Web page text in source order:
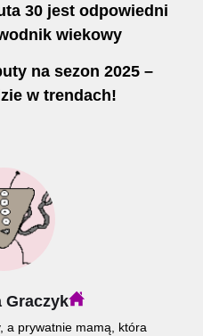
30 jest odpowiedni
wiekowy
na sezon 2025 –
w trendach!
Graczyk
a prywatnie mamą, która